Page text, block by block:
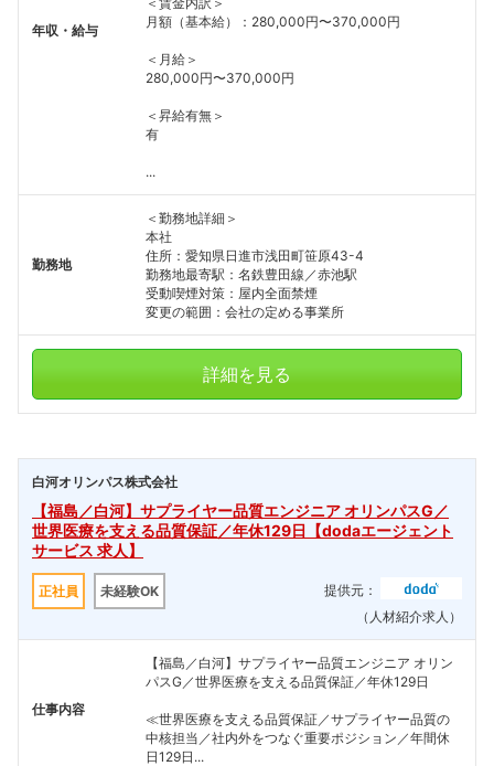
年収・給与
月額（基本給）：280,000円〜370,000円
＜月給＞
280,000円〜370,000円
＜昇給有無＞
有
...
勤務地
＜勤務地詳細＞
本社
住所：愛知県日進市浅田町笹原43-4
勤務地最寄駅：名鉄豊田線／赤池駅
受動喫煙対策：屋内全面禁煙
変更の範囲：会社の定める事業所
詳細を見る
白河オリンパス株式会社
【福島／白河】サプライヤー品質エンジニア オリンパスG／
世界医療を支える品質保証／年休129日【dodaエージェント
サービス 求人】
正社員 未経験OK
提供元：
（人材紹介求人）
仕事内容
【福島／白河】サプライヤー品質エンジニア オリン
パスG／世界医療を支える品質保証／年休129日
≪世界医療を支える品質保証／サプライヤー品質の
中核担当／社内外をつなぐ重要ポジション／年間休
日129日...